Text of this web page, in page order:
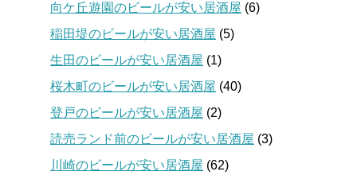
向ケ丘遊園のビールが安い居酒屋 (6)
稲田堤のビールが安い居酒屋 (5)
生田のビールが安い居酒屋 (1)
桜木町のビールが安い居酒屋 (40)
登戸のビールが安い居酒屋 (2)
読売ランド前のビールが安い居酒屋 (3)
川崎のビールが安い居酒屋 (62)